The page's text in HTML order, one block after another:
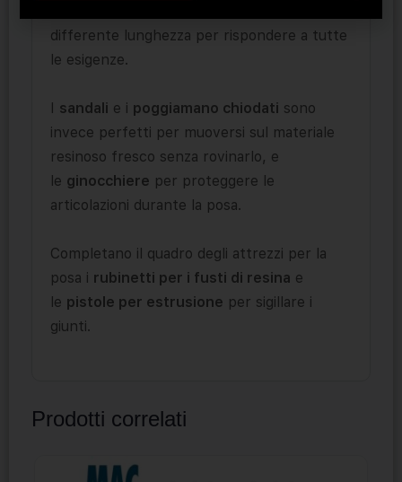
differente lunghezza per rispondere a tutte
le esigenze.
sandali e i poggiamano chiodati sono
invece perfetti per muoversi sul materiale
resinoso fresco senza rovinarlo, e
le ginocchiere per proteggere le
articolazioni durante la posa.
Completano il quadro degli attrezzi per la
posa i rubinetti per i fusti di resina e
le pistole per estrusione per sigillare i
giunti.
Prodotti correlati